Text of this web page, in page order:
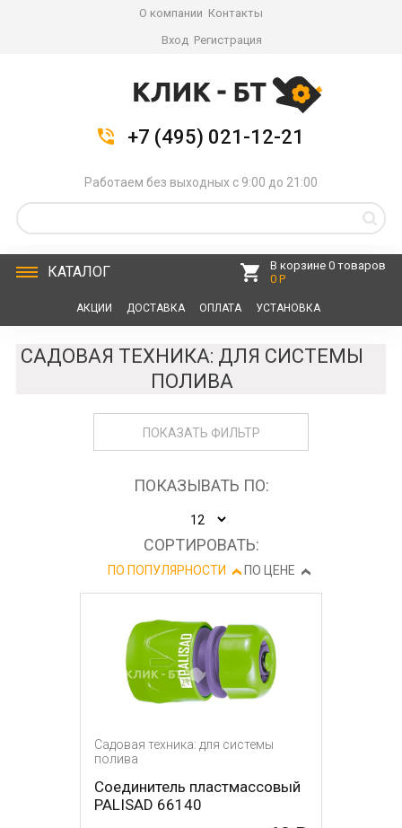
О компании Контакты
Вход Регистрация
+7 (495) 021-12-21
Работаем без выходных с 9:00 до 21:00
КАТАЛОГ
В корзине 0 товаров
0 Р
АКЦИИ ДОСТАВКА ОПЛАТА УСТАНОВКА
САДОВАЯ ТЕХНИКА: ДЛЯ СИСТЕМЫ
ПОЛИВА
ПОКАЗАТЬ ФИЛЬТР
ПОКАЗЫВАТЬ ПО:
СОРТИРОВАТЬ:
ПО ПОПУЛЯРНОСТИ ПО ЦЕНЕ
Садовая техника: для системы
полива
Соединитель пластмассовый
PALISAD 66140